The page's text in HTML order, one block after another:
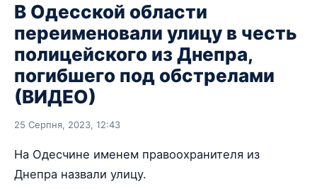
В Одесской области
переименовали улицу в честь
полицейского из Днепра,
погибшего под обстрелами
(ВИДЕО)
25 Серпня, 2023, 12:43
На Одесчине именем правоохранителя из
Днепра назвали улицу.